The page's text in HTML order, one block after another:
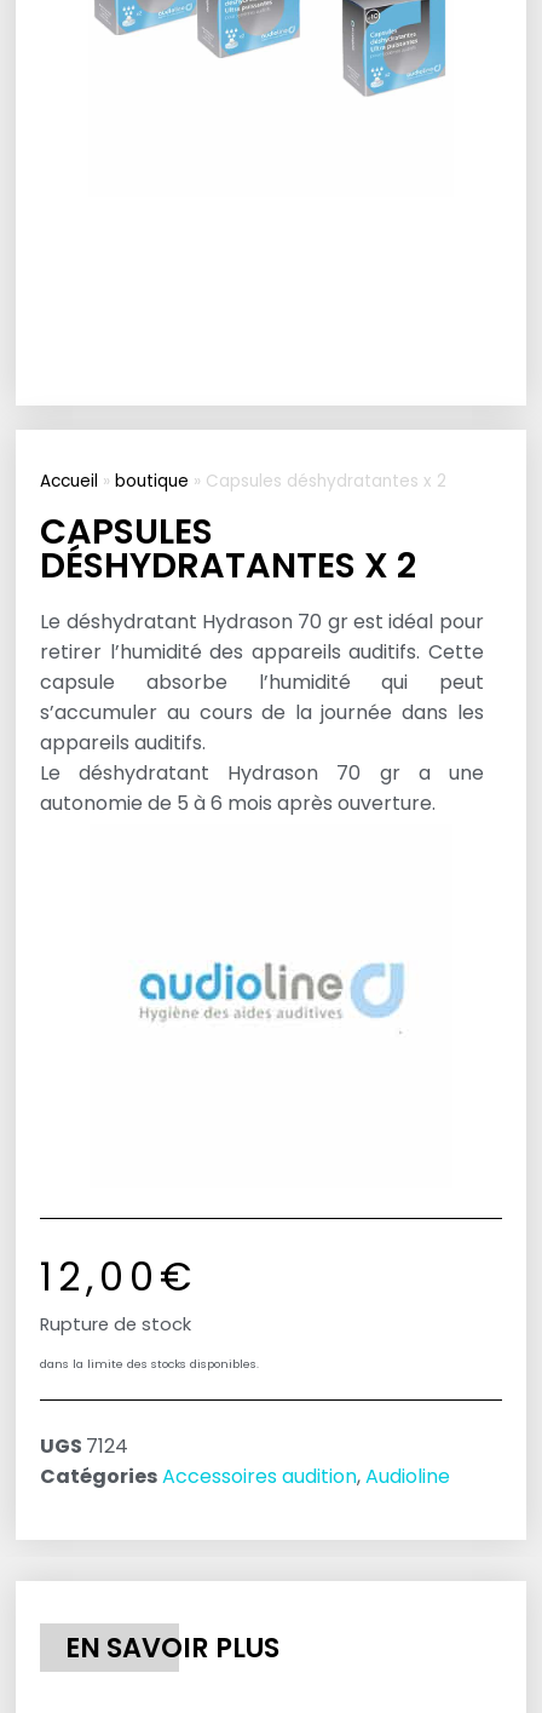
Accueil »boutique » Capsules déshydratantes x 2
CAPSULES
DÉSHYDRATANTES X 2
Le déshydratant Hydrason 70 gr est idéal pour
retirer l’humidité des appareils auditifs. Cette
capsule absorbe l’humidité qui peut
s’accumuler au cours de la journée dans les
appareils auditifs.
Le déshydratant Hydrason 70 gr a une
autonomie de 5 à 6 mois après ouverture.
12,00€
Rupture de stock
dans la limite des stocks disponibles.
UGS 7124
CatégoriesAccessoires audition,Audioline
EN SAVOIR PLUS